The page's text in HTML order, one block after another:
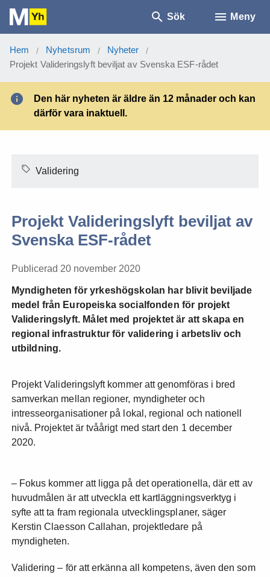
Sök Meny
Hem / Nyhetsrum / Nyheter /
Projekt Valideringslyft beviljat av Svenska ESF-rådet
Den här nyheten är äldre än 12 månader och kan
därför vara inaktuell.
Validering
Projekt Valideringslyft beviljat av
Svenska ESF-rådet
Publicerad 20 november 2020
Myndigheten för yrkeshögskolan har blivit beviljade
medel från Europeiska socialfonden för projekt
Valideringslyft. Målet med projektet är att skapa en
regional infrastruktur för validering i arbetsliv och
utbildning.
Projekt Valideringslyft kommer att genomföras i bred
samverkan mellan regioner, myndigheter och
intresseorganisationer på lokal, regional och nationell
nivå. Projektet är tvåårigt med start den 1 december
2020.
– Fokus kommer att ligga på det operationella, där ett av
huvudmålen är att utveckla ett kartläggningsverktyg i
syfte att ta fram regionala utvecklingsplaner, säger
Kerstin Claesson Callahan, projektledare på
myndigheten.
Validering – för att erkänna all kompetens, även den som